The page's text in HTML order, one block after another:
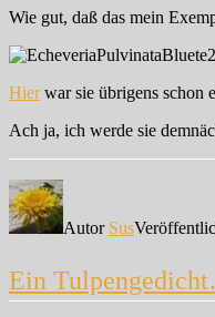
Wie gut, daß das mein
Hierwar sie übrigens schon
Ach ja, ich werde sie
Autor Sus
Ein